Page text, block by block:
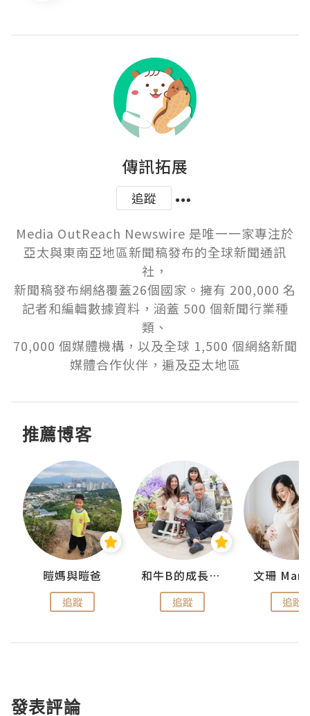
傳訊拓展
追蹤
Media OutReach Newswire 是唯一一家專注於
亞太與東南亞地區新聞稿發布的全球新聞通訊
社，
新聞稿發布網絡覆蓋26個國家。擁有 200,000 名
記者和編輯數據資料，涵蓋 500 個新聞行業種
類、
70,000 個媒體機構，以及全球 1,500 個網絡新聞
媒體合作伙伴，遍及亞太地區
推薦博客
暟媽與暟爸
追蹤
和牛B的成長日記
追蹤
文珊
追蹤
發表評論